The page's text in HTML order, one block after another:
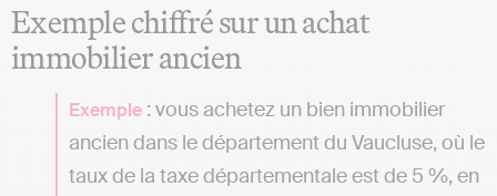
Exemple chiffré sur un achat
immobilier ancien
Exemple : vous achetez un bien immobilier
ancien dans le département du Vaucluse, où le
taux de la taxe départementale est de 5 %, en